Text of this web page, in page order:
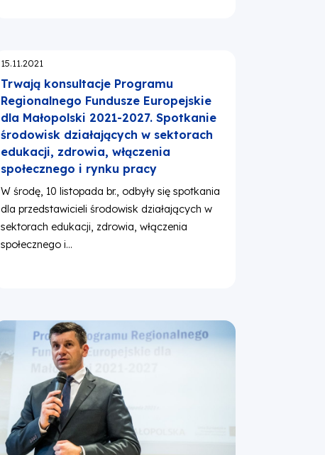
Opublikowano:
15.11.2021
Trwają konsultacje Programu
Regionalnego Fundusze Europejskie
dla Małopolski 2021-2027. Spotkanie
środowisk działających w sektorach
edukacji, zdrowia, włączenia
społecznego i rynku pracy
W środę, 10 listopada br., odbyły się spotkania
dla przedstawicieli środowisk działających w
sektorach edukacji, zdrowia, włączenia
społecznego i...